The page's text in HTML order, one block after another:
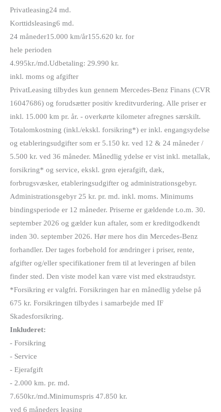
Privatleasing24 md.
Korttidsleasing6 md.
24 måneder15.000 km/år155.620 kr. for
hele perioden
4.995kr./md.Udbetaling: 29.990 kr.
inkl. moms og afgifter
PrivatLeasing tilbydes kun gennem Mercedes-Benz Finans (CVR
16047686) og forudsætter positiv kreditvurdering. Alle priser er
inkl. 15.000 km pr. år. - overkørte kilometer afregnes særskilt.
Totalomkostning (inkl./ekskl. forsikring*) er inkl. engangsydelse
og etableringsudgifter som er 5.150 kr. ved 12 & 24 måneder /
5.500 kr. ved 36 måneder. Månedlig ydelse er vist inkl. metallak,
forsikring* og service, ekskl. grøn ejerafgift, dæk,
forbrugsvæsker, etableringsudgifter og administrationsgebyr.
Administrationsgebyr 25 kr. pr. md. inkl. moms. Minimums
bindingsperiode er 12 måneder. Priserne er gældende t.o.m. 30.
september 2026 og gælder kun aftaler, som er kreditgodkendt
inden 30. september 2026. Hør mere hos din Mercedes-Benz
forhandler. Der tages forbehold for ændringer i priser, rente,
afgifter og/eller specifikationer frem til at leveringen af bilen
finder sted. Den viste model kan være vist med ekstraudstyr.
*Forsikring er valgfri. Forsikringen har en månedlig ydelse på
675 kr. Forsikringen tilbydes i samarbejde med IF
Skadesforsikring.
Inkluderet:
- Forsikring
- Service
- Ejerafgift
- 2.000 km. pr. md.
7.650kr./md.Minimumspris 47.850 kr.
ved 6 måneders leasing